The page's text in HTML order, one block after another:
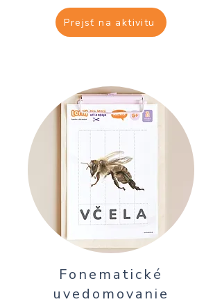
Prejsť na aktivitu
Fonematické
uvedomovanie